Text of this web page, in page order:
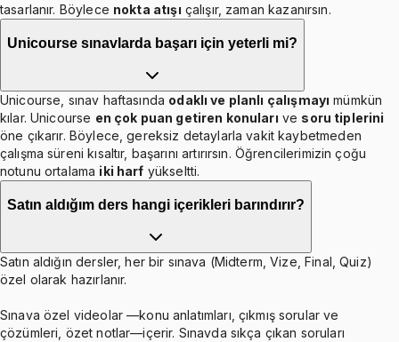
tasarlanır. Böylece nokta atışı çalışır, zaman kazanırsın.
Unicourse sınavlarda başarı için yeterli mi?
Unicourse, sınav haftasında odaklı ve planlı çalışmayı mümkün
kılar. Unicourse en çok puan getiren konuları ve soru tiplerini
öne çıkarır. Böylece, gereksiz detaylarla vakit kaybetmeden
çalışma süreni kısaltır, başarını artırırsın. Öğrencilerimizin çoğu
notunu ortalama iki harf yükseltti.
Satın aldığım ders hangi içerikleri barındırır?
Satın aldığın dersler, her bir sınava (Midterm, Vize, Final, Quiz)
özel olarak hazırlanır.
Sınava özel videolar —konu anlatımları, çıkmış sorular ve
çözümleri, özet notlar—içerir. Sınavda sıkça çıkan soruları